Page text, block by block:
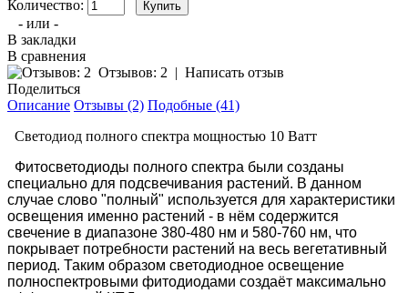
Количество:
- или -
В закладки
В сравнения
Отзывов: 2 | Написать отзыв
Поделиться
Описание Отзывы (2) Подобные (41)
Светодиод полного спектра мощностью 10 Ватт
Фитосветодиоды полного спектра были созданы
специально для подсвечивания растений. В данном
случае слово "полный" используется для характеристики
освещения именно растений - в нём содержится
свечение в диапазоне 380-480 нм и 580-760 нм, что
покрывает потребности растений на весь вегетативный
период. Таким образом светодиодное освещение
полноспектровыми фитодиодами создаёт максимально